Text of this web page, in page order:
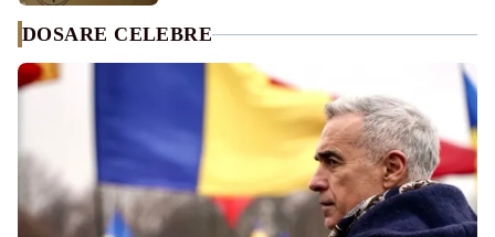
DOSARE CELEBRE